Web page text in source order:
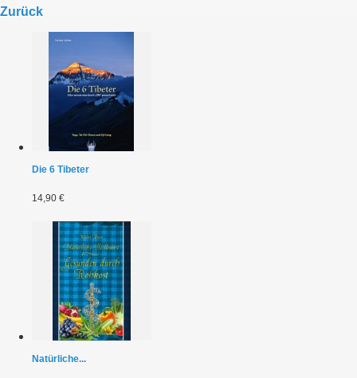
Zurück
Die 6 Tibeter
14,90 €
Natürliche...